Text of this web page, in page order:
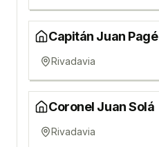
Capitán Juan Pagé
Rivadavia
Coronel Juan Solá
Rivadavia